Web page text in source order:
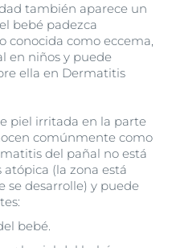
también aparece un
bebé padezca
conocida como eccema,
en niños y puede
ella en Dermatitis
piel irritada en la parte
comúnmente como
del pañal no está
(la zona está
se desarrolle) y puede
bebé.